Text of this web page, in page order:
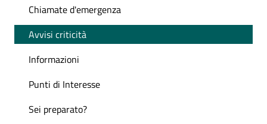
Chiamate d'emergenza
Avvisi criticità
Informazioni
Punti di Interesse
Sei preparato?